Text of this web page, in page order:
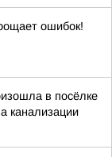
ошибок!
в посёлке
канализации